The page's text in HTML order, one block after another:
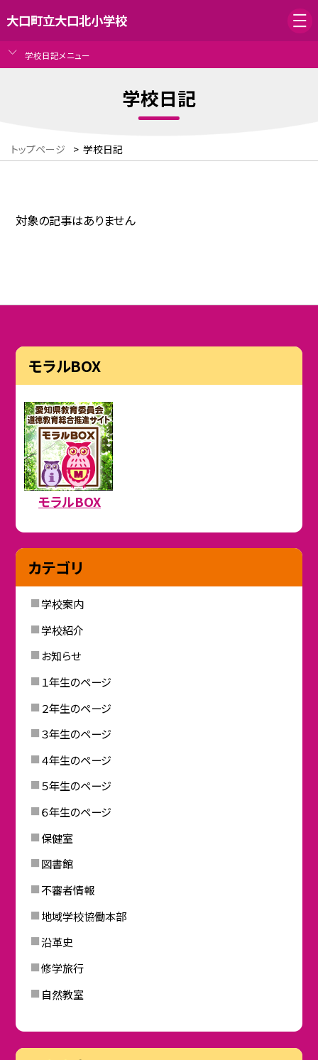
大口町立大口北小学校
学校日記メニュー
学校日記
トップページ > 学校日記
対象の記事はありません
モラルBOX
モラルBOX
カテゴリ
学校案内
学校紹介
お知らせ
１年生のページ
２年生のページ
３年生のページ
４年生のページ
５年生のページ
６年生のページ
保健室
図書館
不審者情報
地域学校協働本部
沿革史
修学旅行
自然教室